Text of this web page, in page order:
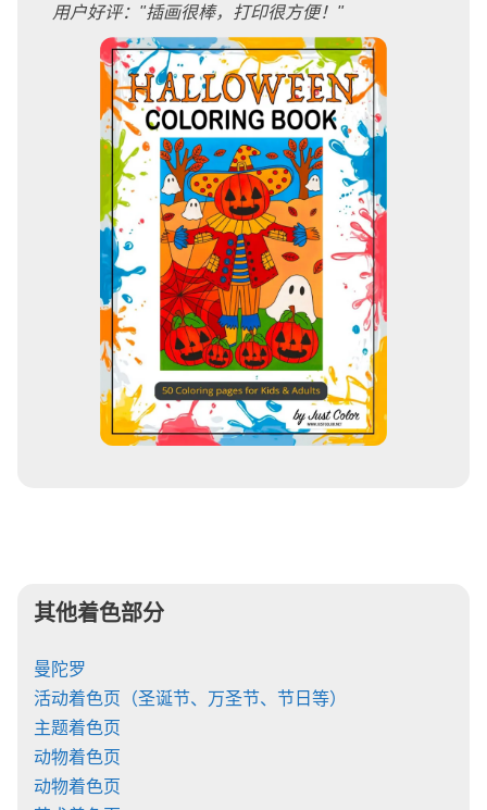
用户好评："插画很棒，打印很方便！"
其他着色部分
曼陀罗
活动着色页（圣诞节、万圣节、节日等）
主题着色页
动物着色页
动物着色页